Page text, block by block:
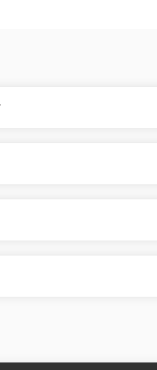
для великогабаритного